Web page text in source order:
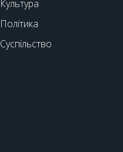
Культура
Політика
Суспільство